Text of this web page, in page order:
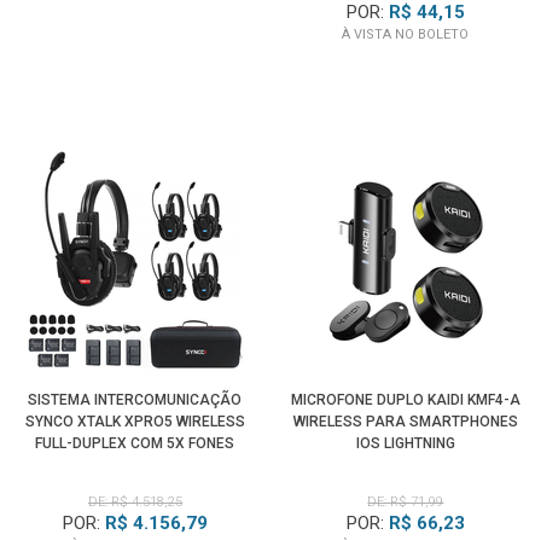
POR: R$ 44,15
À VISTA NO BOLETO
SISTEMA INTERCOMUNICAÇÃO
SYNCO XTALK XPRO5 WIRELESS
FULL-DUPLEX COM 5X FONES
DE: R$ 4.518,25
POR: R$ 4.156,79
MICROFONE DUPLO KAIDI KMF4-A
WIRELESS PARA SMARTPHONES
IOS LIGHTNING
DE: R$ 71,99
POR: R$ 66,23